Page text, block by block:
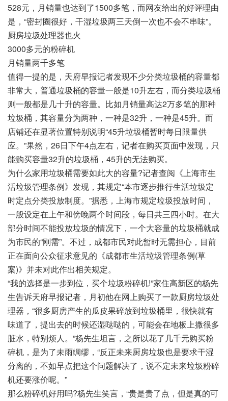
528元，月销量也达到了1500多笔，而网友给出的好评理由
是，“密封圈很好，干湿垃圾两三天倒一次也不会不串味”。
厨房垃圾处理器也火
3000多元的粉碎机
月销量两千多笔
值得一提的是，天府早报记者发现不少分类垃圾桶的容量都
非常大，普通垃圾桶的容量一般是10升左右，而分类垃圾桶
则一般都是几十升的容量。比如月销量高达2万多笔的那种
垃圾桶，其容量分为两种，一种是32升，一种是45升。而
店铺还在显著位置特别说明“45升垃圾桶暂时每日限量供
应。”果然，26日下午4点左右，记者在购买页面中发现，只
能购买容量32升的垃圾桶，45升的无法购买。
为什么家用垃圾桶需要如此大的容量?记者查阅《上海市生
活垃圾管理条例》发现，其规定“本市逐步推行生活垃圾定
时定点分类投放制度。”据悉，上海市规定垃圾投放时间，
一般设定在上午和傍晚两个时间段，每日共三四小时。在大
部分时间不能投放垃圾的情况下，一个大容量的垃圾桶就成
为市民的“刚需”。不过，成都市民对此暂时无需担心，目前
正在面向公众征求意见的《成都市生活垃圾管理条例(草
案)》并未对此作出相关规定。
“我的选择是一步到位，买个垃圾粉碎机!”家住高新区的杨先
生告诉天府早报记者，月初他在网上购买了一款厨房垃圾处
理器，“很多厨房产生的瓜皮果碎放到垃圾桶里，很快就有
味道了，提出去的时候还湿哒哒的，可能会在地板上撒很多
脏水，特别烦人。”杨先生坦言，之所以花了几千元购买粉
碎机，是为了未雨绸缪，“反正未来厨房垃圾也是要求干湿
分离的，不如早点把这个问题解决了，说不定未来垃圾粉碎
机还要涨价呢。”
那么粉碎机好用吗?杨先生笑言，“贵是贵了点，但是真的可